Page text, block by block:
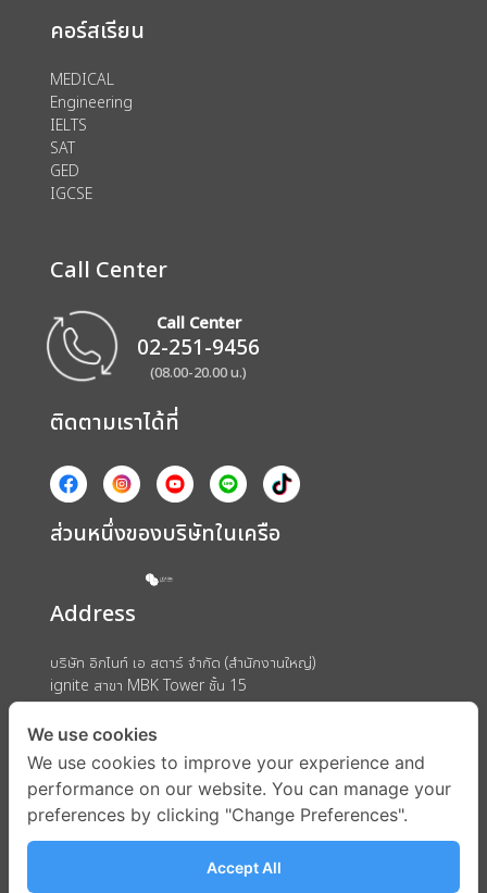
คอร์สเรียน
MEDICAL
Engineering
IELTS
SAT
GED
IGCSE
Call Center
Call Center
02-251-9456
(08.00-20.00 น.)
ติดตามเราได้ที่
ส่วนหนึ่งของบริษัทในเครือ
Address
บริษัท อิกไนท์ เอ สตาร์ จำกัด (สำนักงานใหญ่)
ignite สาขา MBK Tower ชั้น 15
ถนนพญาไท แขวงวังใหม่ เขตปทุมวัน กรุงเทพมหานคร 10330
We use cookies
We use cookies to improve your experience and
performance on our website. You can manage your
preferences by clicking "Change Preferences".
Accept All